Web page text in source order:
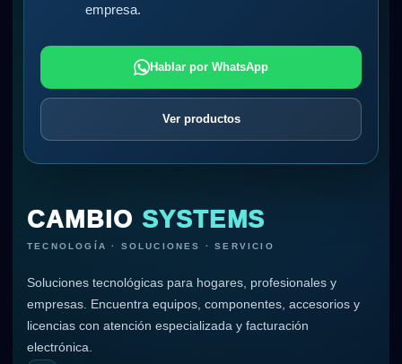
empresa.
Hablar por WhatsApp
Ver productos
CAMBIO SYSTEMS
TECNOLOGÍA · SOLUCIONES · SERVICIO
Soluciones tecnológicas para hogares, profesionales y
empresas. Encuentra equipos, componentes, accesorios y
licencias con atención especializada y facturación
electrónica.